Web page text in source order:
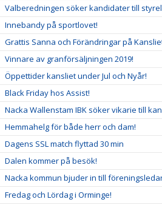
Valberedningen söker kandidater till
Innebandy på sportlovet!
Grattis Sanna och Förändringar på
Vinnare av granförsäljningen 2019!
Öppettider kansliet under Jul och Nyår!
Black Friday hos Assist!
Nacka Wallenstam IBK söker vikarie till
Hemmahelg för både herr och dam!
Dagens SSL match flyttad 30 min
Dalen kommer på besök!
Nacka kommun bjuder in till
Fredag och Lördag i Orminge!